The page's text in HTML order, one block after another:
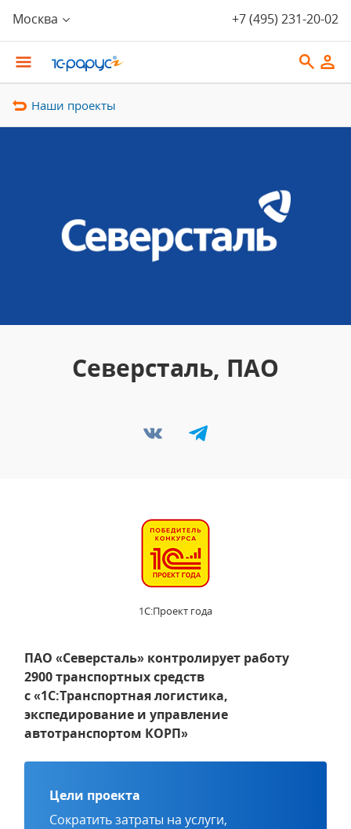
Москва +7 (495) 231-20-02
Наши проекты
Северсталь, ПАО
1С:Проект года
ПАО «Северсталь» контролирует работу
2900 транспортных средств
с «1С:Транспортная логистика,
экспедирование и управление
автотранспортом КОРП»
Цели проекта
Сократить затраты на услуги,